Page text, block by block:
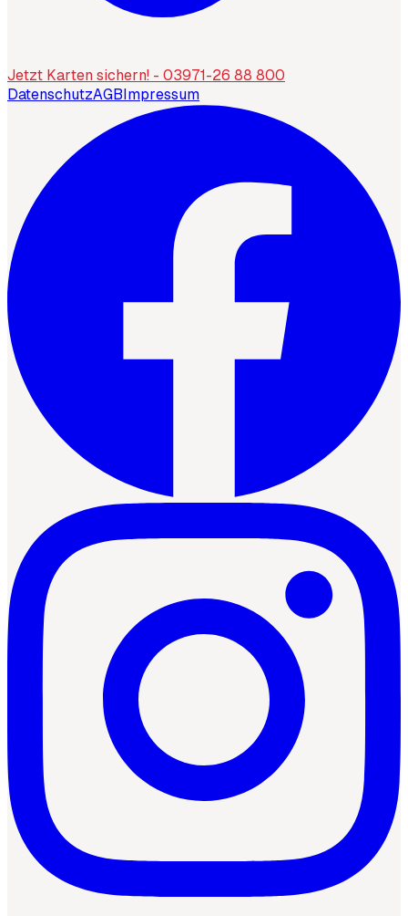
Jetzt Karten sichern! - 03971-26 88 800
DatenschutzAGBImpressum